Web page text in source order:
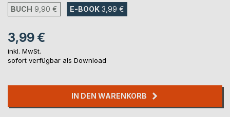
BUCH 9,90 € E-BOOK 3,99 €
3,99 €
inkl. MwSt.
sofort verfügbar als Download
IN DEN WARENKORB